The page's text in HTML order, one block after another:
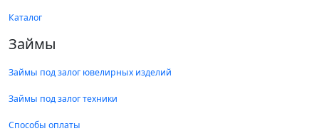
Каталог
Займы
Займы под залог ювелирных изделий
Займы под залог техники
Способы оплаты